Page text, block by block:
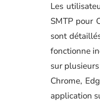
Les
SMTP pour
sont
fonctionne
sur
Chrome,
application